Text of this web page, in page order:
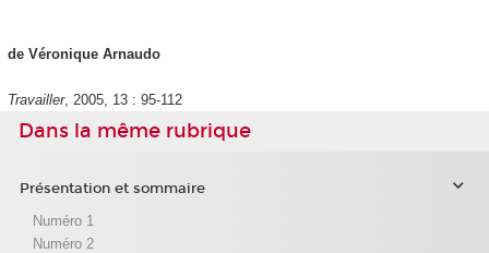
de Véronique Arnaudo
Travailler, 2005, 13 : 95-112
Dans la même rubrique
Présentation et sommaire
Numéro 1
Numéro 2